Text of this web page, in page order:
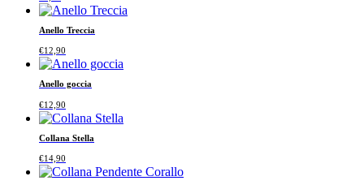
Anello Treccia
€12,90
Anello goccia
€12,90
Collana Stella
€14,90